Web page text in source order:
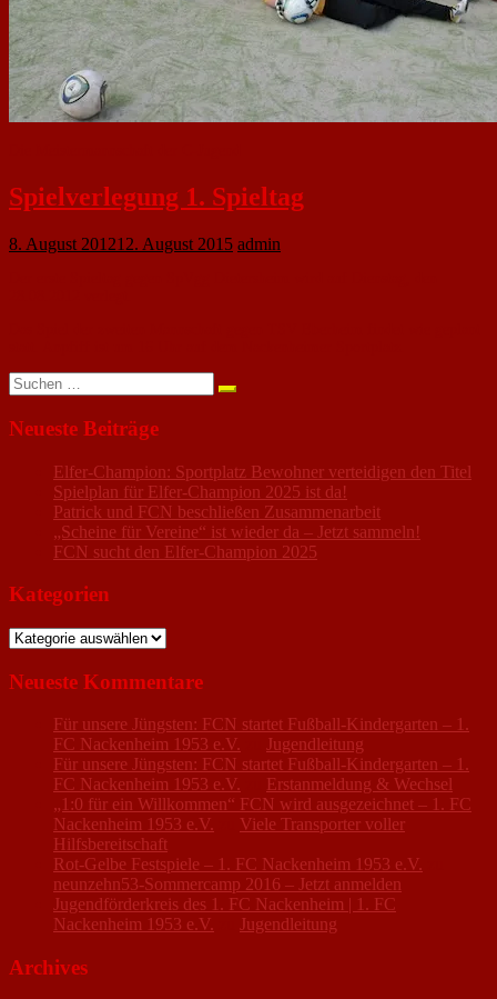
Spielverlegung 1. Spieltag
8. August 201212. August 2015 admin
Suchen
nach:
Neueste Beiträge
Elfer-Champion: Sportplatz Bewohner verteidigen den Titel
Spielplan für Elfer-Champion 2025 ist da!
Patrick und FCN beschließen Zusammenarbeit
„Scheine für Vereine“ ist wieder da – Jetzt sammeln!
FCN sucht den Elfer-Champion 2025
Kategorien
Kategorien
Neueste Kommentare
Für unsere Jüngsten: FCN startet Fußball-Kindergarten – 1.
FC Nackenheim 1953 e.V.
Jugendleitung
Für unsere Jüngsten: FCN startet Fußball-Kindergarten – 1.
FC Nackenheim 1953 e.V.
Erstanmeldung & Wechsel
„1:0 für ein Willkommen“ FCN wird ausgezeichnet – 1. FC
Nackenheim 1953 e.V.
Viele Transporter voller
Hilfsbereitschaft
Rot-Gelbe Festspiele – 1. FC Nackenheim 1953 e.V.
neunzehn53-Sommercamp 2016 – Jetzt anmelden
Jugendförderkreis des 1. FC Nackenheim | 1. FC
Nackenheim 1953 e.V.
Jugendleitung
Archives